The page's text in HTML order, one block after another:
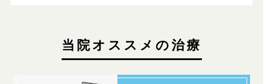
当院オススメの治療